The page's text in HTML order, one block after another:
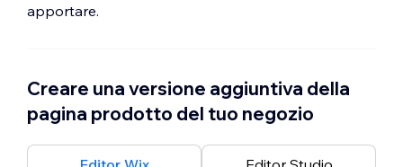
apportare.
Creare una versione aggiuntiva della
pagina prodotto del tuo negozio